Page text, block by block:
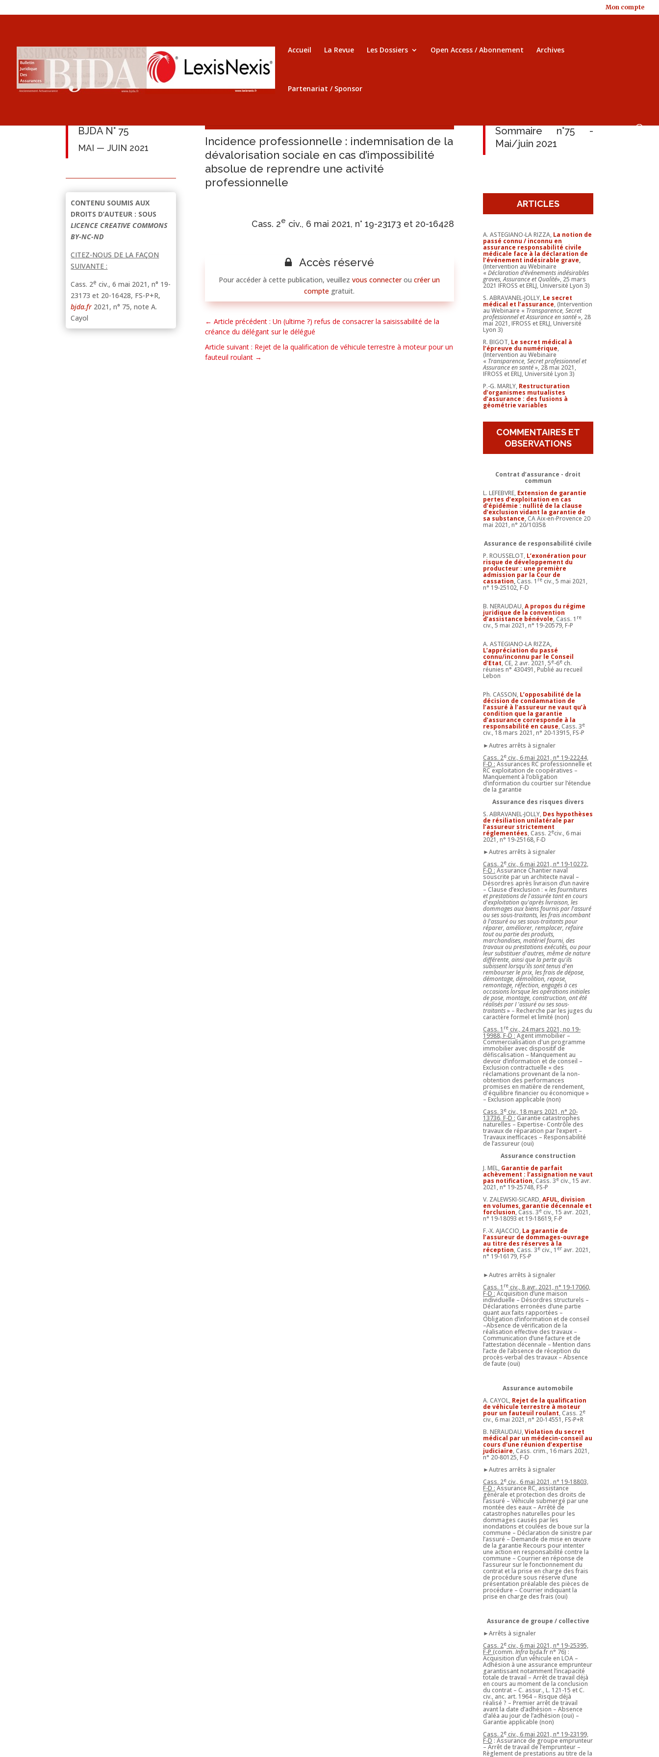
Mon compte
Accueil La Revue Les Dossiers Open Access / Abonnement Archives
Partenariat / Sponsor
BJDA N° 75
MAI — JUIN 2021
CONTENU SOUMIS AUX
DROITS D’AUTEUR : SOUS
LICENCE CREATIVE COMMONS
BY-NC-ND
CITEZ-NOUS DE LA FAÇON
SUIVANTE :
Cass. 2e civ., 6 mai 2021, n° 19-
23173 et 20-16428, FS-P+R,
bjda.fr 2021, n° 75, note A.
Cayol
Incidence professionnelle : indemnisation de la
dévalorisation sociale en cas d’impossibilité
absolue de reprendre une activité
professionnelle
Cass. 2e civ., 6 mai 2021, n° 19-23173 et 20-16428
Accès réservé
Pour accéder à cette publication, veuillezvous connecteroucréer un
compte gratuit.
← Article précédent : Un (ultime ?) refus de consacrer la saisissabilité de la
créance du délégant sur le délégué
Article suivant : Rejet de la qualification de véhicule terrestre à moteur pour un
fauteuil roulant→
Sommaire n°75 -
Mai/juin 2021
ARTICLES
A. ASTEGIANO-LA RIZZA, La notion de
passé connu / inconnu en
assurance responsabilité civile
médicale face à la déclaration de
l’événement indésirable grave,
(Intervention au Webinaire
«Déclaration d’événements indésirables
graves, Assurance et Qualité», 25 mars
2021 IFROSS et ERLJ, Université Lyon 3)
S. ABRAVANEL-JOLLY, Le secret
médical et l’assurance, (Intervention
au Webinaire « Transparence, Secret
professionnel et Assurance en santé», 28
mai 2021, IFROSS et ERLJ, Université
Lyon 3)
R. BIGOT, Le secret médical à
l’épreuve du numérique,
(Intervention au Webinaire
« Transparence, Secret professionnel et
Assurance en santé», 28 mai 2021,
IFROSS et ERLJ, Université Lyon 3)
P.-G. MARLY, Restructuration
d’organismes mutualistes
d’assurance : des fusions à
géométrie variables
COMMENTAIRES ET
OBSERVATIONS
Contrat d’assurance - droit
commun
L. LEFEBVRE, Extension de garantie
pertes d’exploitation en cas
d’épidémie : nullité de la clause
d’exclusion vidant la garantie de
sa substance,CA Aix-en-Provence 20
mai 2021, n° 20/10358
Assurance de responsabilité civile
P. ROUSSELOT, L’exonération pour
risque de développement du
producteur : une première
admission par la Cour de
cassation,Cass. 1 re civ., 5 mai 2021,
n° 19-25102, F-D
B. NERAUDAU,A propos du régime
juridique de la convention
d’assistance bénévole, Cass. 1 re
civ., 5 mai 2021, n° 19-20579, F-P
A. ASTEGIANO-LA RIZZA,
L’appréciation du passé
connu/inconnu par le Conseil
d’Etat, CE, 2 avr. 2021, 5e-6e ch.
réunies n° 430491, Publié au recueil
Lebon
Ph. CASSON, L’opposabilité de la
décision de condamnation de
l’assuré à l’assureur ne vaut qu’à
condition que la garantie
d’assurance corresponde à la
responsabilité en cause, Cass. 3e
civ., 18 mars 2021, n° 20-13915, FS-P
►Autres arrêts à signaler
Cass. 2e civ., 6 mai 2021, n° 19-22244,
F-D : Assurances RC professionnelle et
RC exploitation de coopératives –
Manquement à l’obligation
d’information du courtier sur l’étendue
de la garantie
Assurance des risques divers
S. ABRAVANEL-JOLLY, Des hypothèses
de résiliation unilatérale par
l’assureur strictement
réglementées, Cass. 2eciv., 6 mai
2021, n° 19-25168, F-D
►Autres arrêts à signaler
Cass. 2e civ., 6 mai 2021, n° 19-10272,
F-D : Assurance Chantier naval
souscrite par un architecte naval –
Désordres après livraison d’un navire
– Clause d’exclusion : «les fournitures
et prestations de l'assurée tant en cours
d'exploitation qu'après livraison, les
dommages aux biens fournis par l'assuré
ou ses sous-traitants, les frais incombant
à l'assuré ou ses sous-traitants pour
réparer, améliorer, remplacer, refaire
tout ou partie des produits,
marchandises, matériel fourni, des
travaux ou prestations exécutés, ou pour
leur substituer d'autres, même de nature
différente, ainsi que la perte qu'ils
subissent lorsqu'ils sont tenus d'en
rembourser le prix, les frais de dépose,
démontage, démolition, repose,
remontage, réfection, engagés à ces
occasions lorsque les opérations initiales
de pose, montage, construction, ont été
réalisés par I 'assuré ou ses sous-
traitants» – Recherche par les juges du
caractère formel et limité (non)
Cass. 1 re civ., 24 mars 2021, no 19-
19988, F-D : Agent immobilier –
Commercialisation d'un programme
immobilier avec dispositif de
défiscalisation – Manquement au
devoir d’information et de conseil –
Exclusion contractuelle « des
réclamations provenant de la non-
obtention des performances
promises en matière de rendement,
d'équilibre financier ou économique »
– Exclusion applicable (non)
Cass. 3e civ., 18 mars 2021, n° 20-
13736, F-D : Garantie catastrophes
naturelles – Expertise- Contrôle des
travaux de réparation par l’expert –
Travaux inefficaces – Responsabilité
de l’assureur (oui)
Assurance construction
J. MEL, Garantie de parfait
achèvement : l’assignation ne vaut
pas notification, Cass. 3e civ., 15 avr.
2021, n° 19-25748, FS-P
V. ZALEWSKI-SICARD,AFUL, division
en volumes, garantie décennale et
forclusion, Cass. 3e civ., 15 avr. 2021,
n° 19-18093 et 19-18619, F-P
F.-X. AJACCIO, La garantie de
l’assureur de dommages-ouvrage
au titre des réserves à la
réception, Cass. 3e civ., 1 er avr. 2021,
n° 19-16179, FS-P
►Autres arrêts à signaler
Cass. 1 re civ., 8 avr. 2021, n° 19-17060,
F-D : Acquisition d’une maison
individuelle – Désordres structurels –
Déclarations erronées d’une partie
quant aux faits rapportées –
Obligation d’information et de conseil
–Absence de vérification de la
réalisation effective des travaux –
Communication d’une facture et de
l’attestation décennale – Mention dans
l’acte de l’absence de réception du
procès-verbal des travaux – Absence
de faute (oui)
Assurance automobile
A. CAYOL, Rejet de la qualification
de véhicule terrestre à moteur
pour un fauteuil roulant, Cass. 2e
civ., 6 mai 2021, n° 20-14551, FS-P+R
B. NERAUDAU,Violation du secret
médical par un médecin-conseil au
cours d’une réunion d’expertise
judiciaire, Cass. crim., 16 mars 2021,
n° 20-80125, F-D
►Autres arrêts à signaler
Cass. 2e civ., 6 mai 2021, n° 19-18803,
F-D : Assurance RC, assistance
générale et protection des droits de
l’assuré – Véhicule submergé par une
montée des eaux – Arrêté de
catastrophes naturelles pour les
dommages causés par les
inondations et coulées de boue sur la
commune – Déclaration de sinistre par
l’assuré – Demande de mise en œuvre
de la garantie Recours pour intenter
une action en responsabilité contre la
commune – Courrier en réponse de
l’assureur sur le fonctionnement du
contrat et la prise en charge des frais
de procédure sous réserve d’une
présentation préalable des pièces de
procédure – Courrier indiquant la
prise en charge des frais (oui)
Assurance de groupe / collective
►Arrêts à signaler
Cass. 2e civ., 6 mai 2021, n° 19-25395,
F-P(comm.Infrabjda.fr n° 76) :
Acquisition d’un véhicule en LOA –
Adhésion à une assurance emprunteur
garantissant notamment l’incapacité
totale de travail – Arrêt de travail déjà
en cours au moment de la conclusion
du contrat – C. assur., L. 121-15 et C.
civ., anc. art. 1964 – Risque déjà
réalisé ? – Premier arrêt de travail
avant la date d’adhésion – Absence
d’aléa au jour de l’adhésion (oui) –
Garantie applicable (non)
Cass. 2e civ., 6 mai 2021, n° 19-23199,
F-D : Assurance de groupe emprunteur
– Arrêt de travail de l’emprunteur –
Règlement de prestations au titre de la